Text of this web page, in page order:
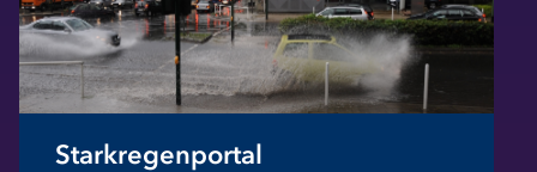
Starkregenportal